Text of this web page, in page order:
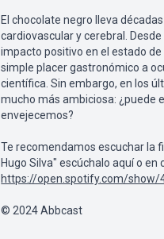
El chocolate negro lleva
cardiovascular y cerebral.
impacto positivo en el estado
simple placer gastronómico a
científica. Sin embargo, en los
mucho más ambiciosa: ¿puede
envejecemos?
Te recomendamos escuchar la
Hugo Silva" escúchalo aquí o
https://open.spotify.com/show/
© 2024 Abbcast